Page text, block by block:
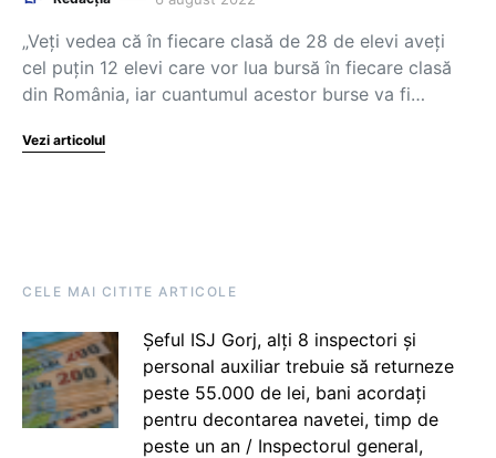
„Veți vedea că în fiecare clasă de 28 de elevi aveți
cel puțin 12 elevi care vor lua bursă în fiecare clasă
din România, iar cuantumul acestor burse va fi…
Vezi articolul
CELE MAI CITITE ARTICOLE
Șeful ISJ Gorj, alți 8 inspectori și
personal auxiliar trebuie să returneze
peste 55.000 de lei, bani acordați
pentru decontarea navetei, timp de
peste un an / Inspectorul general,